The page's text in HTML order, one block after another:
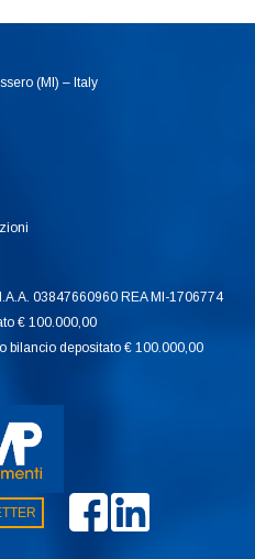
(MI) – Italy
03847660960 REA MI-1706774
€ 100.000,00
bilancio depositato € 100.000,00